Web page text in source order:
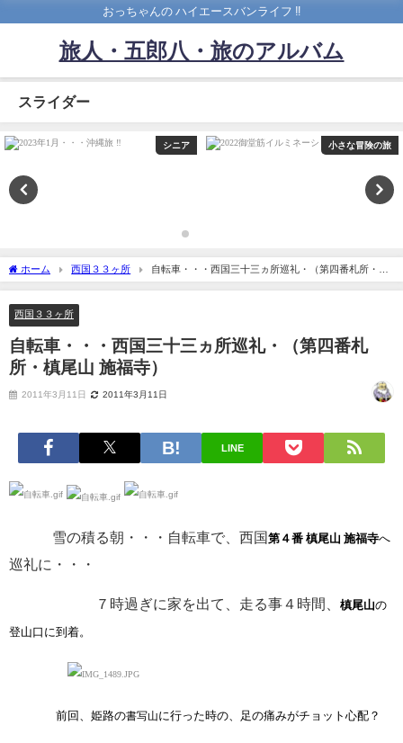
おっちゃんの ハイエースバンライフ ‼️
旅人・五郎八・旅のアルバム
スライダー
シニア 小さな冒険の旅
ホーム 西国３３ヶ所
自転車・・・西国三十三ヵ所巡礼・（第四番札所・槙
尾山 施福寺）
西国３３ヶ所
自転車・・・西国三十三ヵ所巡礼・（第四番札
所・槙尾山 施福寺）
2011年3月11日 2011年3月11日
LINE
雪の積る朝・・・自転車で、西国 第４番 槙尾山 施福寺へ
巡礼に・・・
７時過ぎに家を出て、走る事４時間、 槙尾山の
登山口に到着。
前回、姫路の書写山に行った時の、足の痛みがチョット心配？